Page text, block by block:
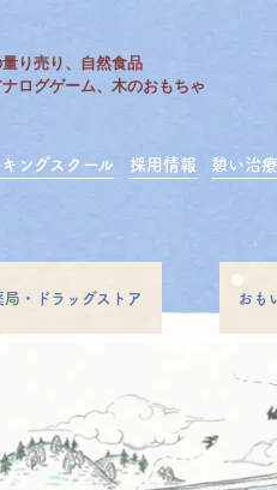
り売り、自然食品
ログゲーム、木のおもちゃ
ングスクール 採用情報 憩い治
局・ドラッグストア おも